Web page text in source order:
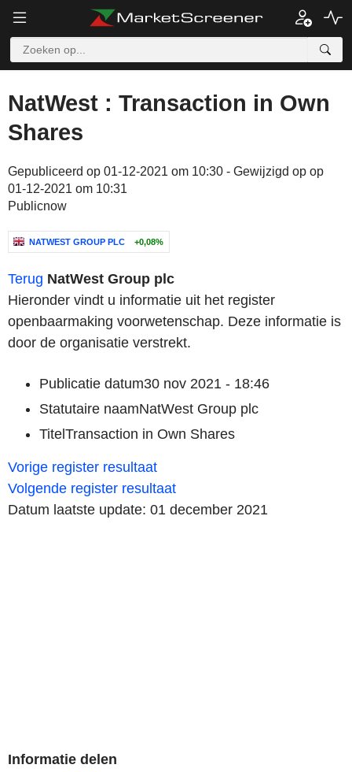
NatWest : Transaction in Own
Shares
Gepubliceerd op 01-12-2021 om 10:30 - Gewijzigd op op
01-12-2021 om 10:31
Publicnow
NATWEST GROUP PLC +0,08%
Terug NatWest Group plc
Hieronder vindt u informatie uit het register
openbaarmaking voorwetenschap. Deze informatie is
door de organisatie verstrekt.
Publicatie datum30 nov 2021 - 18:46
Statutaire naamNatWest Group plc
Titel Transaction in Own Shares
Vorige register resultaat
Volgende register resultaat
Datum laatste update: 01 december 2021
Informatie delen